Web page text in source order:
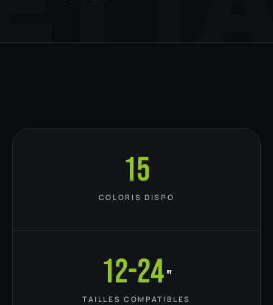
15
COLORIS DISPO
12-24"
TAILLES COMPATIBLES